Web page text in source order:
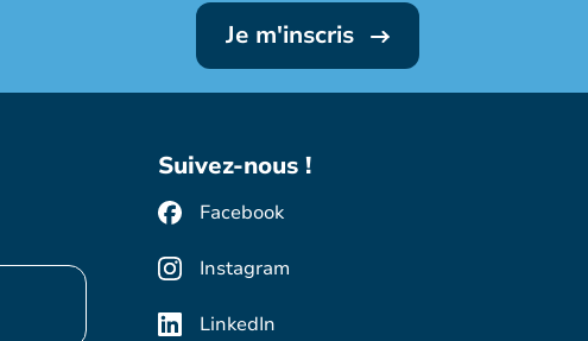
Je m'inscris
Suivez-nous !
Facebook
Instagram
LinkedIn